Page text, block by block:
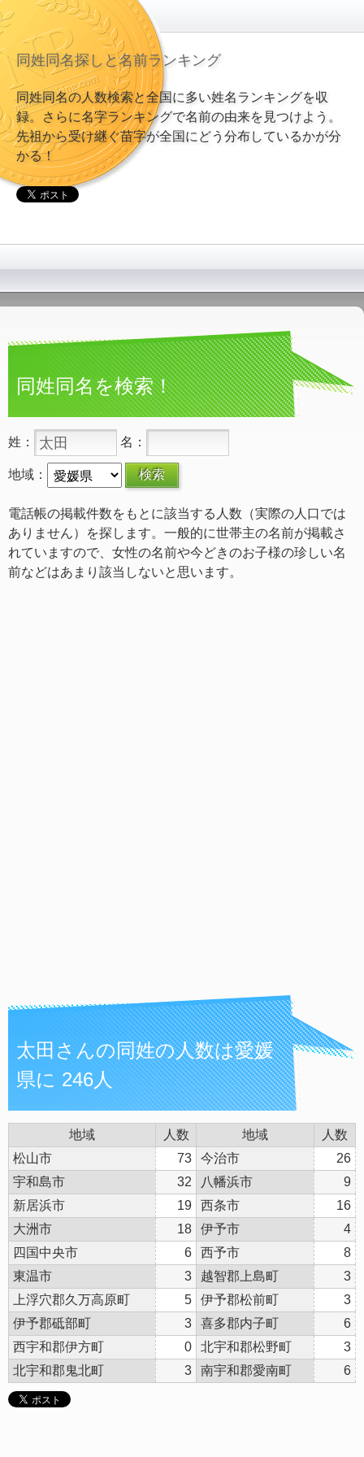
同姓同名探しと名前ランキング
同姓同名の人数検索と全国に多い姓名ランキングを収
録。さらに名字ランキングで名前の由来を見つけよう。
先祖から受け継ぐ苗字が全国にどう分布しているかが分
かる！
同姓同名を検索！
姓： 名：
地域：
電話帳の掲載件数をもとに該当する人数（実際の人口では
ありません）を探します。一般的に世帯主の名前が掲載さ
れていますので、女性の名前や今どきのお子様の珍しい名
前などはあまり該当しないと思います。
太田さんの同姓の人数は愛媛
県に 246人
地域 人数 地域
人数
松山市
73 今治市
26
宇和島市
32 八幡浜市
9
新居浜市
19 西条市
16
大洲市
18 伊予市
4
四国中央市
6 西予市
8
東温市
3 越智郡上島町
3
上浮穴郡久万高原町
5 伊予郡松前町
3
伊予郡砥部町
3 喜多郡内子町
6
西宇和郡伊方町
0 北宇和郡松野町
3
北宇和郡鬼北町
3 南宇和郡愛南町 6